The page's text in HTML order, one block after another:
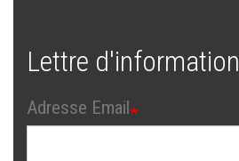
Lettre d'information
Adresse Email